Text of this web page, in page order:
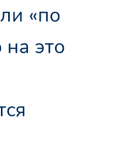
«по
это